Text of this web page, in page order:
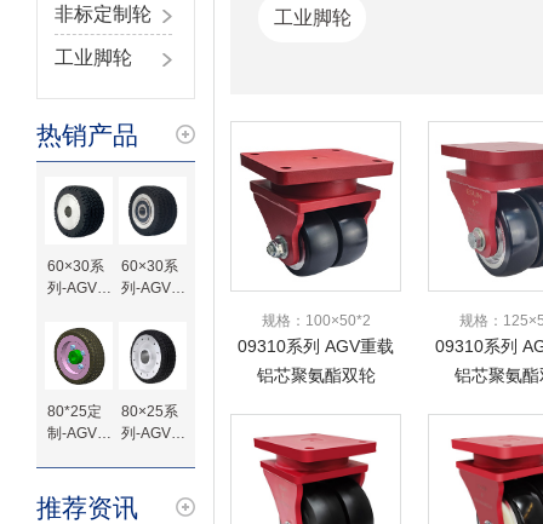
非标定制轮
工业脚轮
热销产品
60×30系
列-AGV专
动轮-键槽
待加工
60×30系
列-AGV专
动轮-轴承
80*25定
制-AGV橡
80×25系
列-AGV专
定制
推荐资讯
工业脚轮
规格：100×50*2
09310系列 AGV重载
铝芯聚氨酯双轮
规格：
09310系列
铝芯聚氨酯